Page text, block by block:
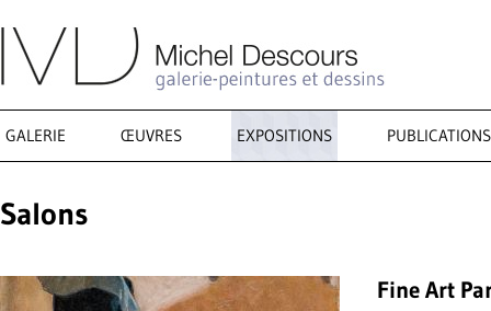
GALERIE ŒUVRES EXPOSITIONS PUBLICATIONS
Salons
Fine Art